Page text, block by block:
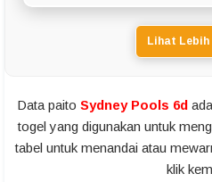
Lihat Lebih
Data paito Sydney Pools 6d
togel yang digunakan untuk
tabel untuk menandai atau
klik